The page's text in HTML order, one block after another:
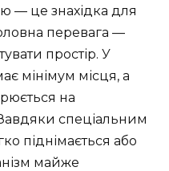
— це знахідка для
перевага —
простір. У
мінімум місця, а
на
спеціальним
піднімається або
майже